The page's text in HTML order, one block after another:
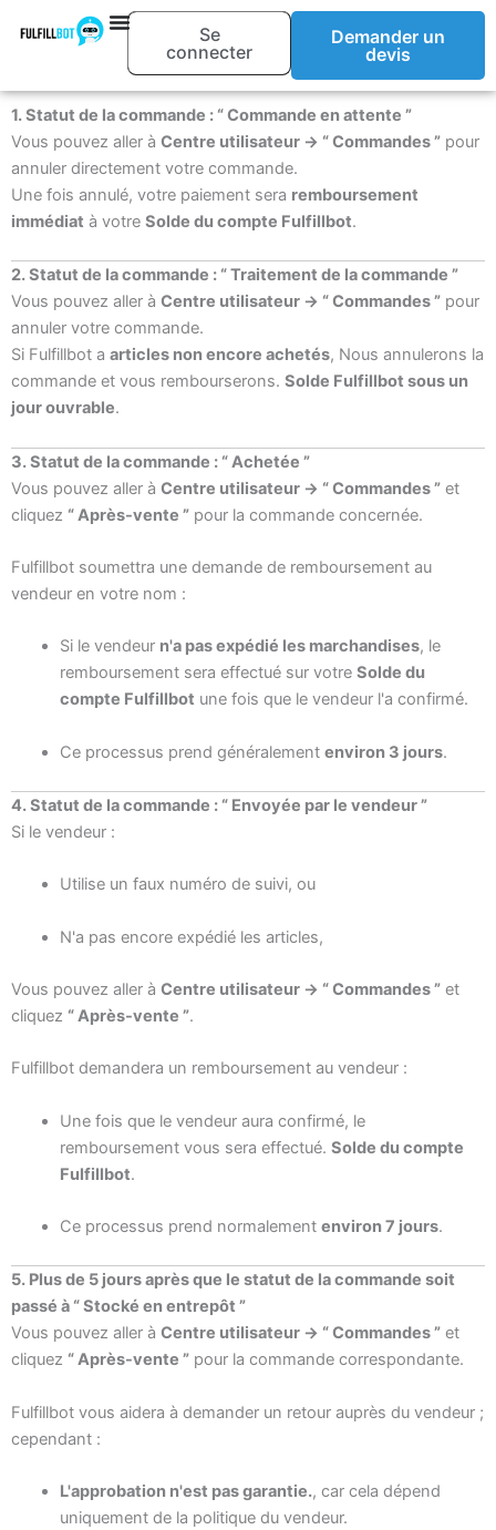
Se
connecter
Demander un
devis
1. Statut de la commande : “ Commande en attente ”
Vous pouvez aller à Centre utilisateur → “ Commandes ” pour
annuler directement votre commande.
Une fois annulé, votre paiement sera remboursement
immédiat à votre Solde du compte Fulfillbot.
2. Statut de la commande : “ Traitement de la commande ”
Vous pouvez aller à Centre utilisateur → “ Commandes ” pour
annuler votre commande.
Si Fulfillbot a articles non encore achetés, Nous annulerons la
commande et vous rembourserons. Solde Fulfillbot sous un
jour ouvrable.
3. Statut de la commande : “ Achetée ”
Vous pouvez aller à Centre utilisateur → “ Commandes ” et
cliquez “ Après-vente ” pour la commande concernée.
Fulfillbot soumettra une demande de remboursement au
vendeur en votre nom :
Si le vendeur n'a pas expédié les marchandises, le
remboursement sera effectué sur votre Solde du
compte Fulfillbot une fois que le vendeur l'a confirmé.
Ce processus prend généralement environ 3 jours.
4. Statut de la commande : “ Envoyée par le vendeur ”
Si le vendeur :
Utilise un faux numéro de suivi, ou
N'a pas encore expédié les articles,
Vous pouvez aller à Centre utilisateur → “ Commandes ” et
cliquez “ Après-vente ”.
Fulfillbot demandera un remboursement au vendeur :
Une fois que le vendeur aura confirmé, le
remboursement vous sera effectué. Solde du compte
Fulfillbot.
Ce processus prend normalement environ 7 jours.
5. Plus de 5 jours après que le statut de la commande soit
passé à “ Stocké en entrepôt ”
Vous pouvez aller à Centre utilisateur → “ Commandes ” et
cliquez “ Après-vente ” pour la commande correspondante.
Fulfillbot vous aidera à demander un retour auprès du vendeur ;
cependant :
L'approbation n'est pas garantie., car cela dépend
uniquement de la politique du vendeur.